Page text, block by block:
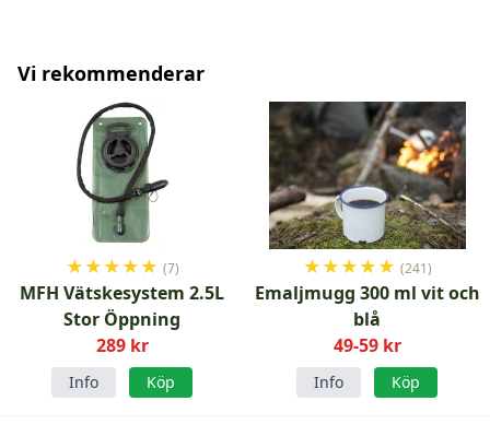
Vi rekommenderar
★★★★★ (7)
MFH Vätskesystem 2.5L
Stor Öppning
289 kr
Info Köp
★★★★★ (241)
Emaljmugg 300 ml vit och
blå
49-59 kr
Info Köp